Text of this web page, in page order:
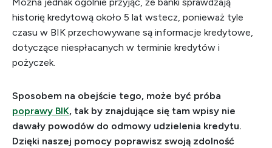
Można jednak ogólnie przyjąć, że banki sprawdzają
historię kredytową około 5 lat wstecz, ponieważ tyle
czasu w BIK przechowywane są informacje kredytowe,
dotyczące niespłacanych w terminie kredytów i
pożyczek.
Sposobem na obejście tego, może być próba
poprawy BIK, tak by znajdujące się tam wpisy nie
dawały powodów do odmowy udzielenia kredytu.
Dzięki naszej pomocy poprawisz swoją zdolność